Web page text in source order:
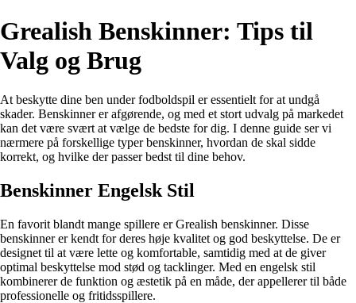
Grealish Benskinner: Tips til
Valg og Brug
At beskytte dine ben under fodboldspil er essentielt for at undgå
skader. Benskinner er afgørende, og med et stort udvalg på markedet
kan det være svært at vælge de bedste for dig. I denne guide ser vi
nærmere på forskellige typer benskinner, hvordan de skal sidde
korrekt, og hvilke der passer bedst til dine behov.
Benskinner Engelsk Stil
En favorit blandt mange spillere er Grealish benskinner. Disse
benskinner er kendt for deres høje kvalitet og god beskyttelse. De er
designet til at være lette og komfortable, samtidig med at de giver
optimal beskyttelse mod stød og tacklinger. Med en engelsk stil
kombinerer de funktion og æstetik på en måde, der appellerer til både
professionelle og fritidsspillere.